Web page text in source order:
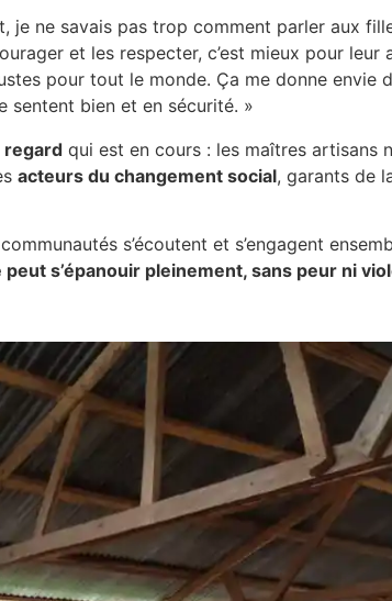
je ne savais pas trop comment parler aux
et les respecter, c’est mieux pour leur
pour tout le monde. Ça me donne envie
sentent bien et en sécurité. »
regard qui est en cours : les maîtres artisans
acteurs du changement social, garants de
s’écoutent et s’engagent
s’épanouir pleinement, sans peur ni